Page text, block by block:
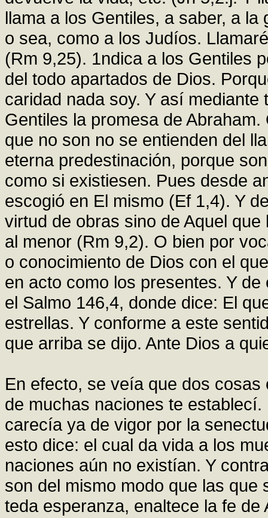
llama a los Gentiles, a saber, a
o sea, como a los Judíos.
(Rm 9,25). 1ndica a los Gentiles
del todo apartados de Dios.
caridad nada soy. Y así
Gentiles la promesa de
que no son no se entienden del
eterna predestinación, porque
como si existiesen. Pues desde
escogió en El mismo (Ef 1,4). Y
virtud de obras sino de Aquel
al menor (Rm 9,2). O bien por
o conocimiento de Dios con el
en acto como los presentes. Y
el Salmo 146,4, donde dice: El
estrellas. Y conforme a este
que arriba se dijo. Ante Dios a
En efecto, se veía que dos
de muchas naciones te
carecía ya de vigor por la
esto dice: el cual da vida a los
naciones aún no existían. Y
son del mismo modo que las
teda esperanza, enaltece la fe